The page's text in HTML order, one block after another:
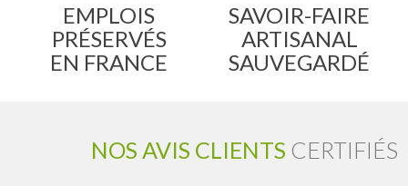
EMPLOIS
PRÉSERVÉS
EN FRANCE
SAVOIR-FAIRE
ARTISANAL
SAUVEGARDÉ
NOS AVIS CLIENTS CERTIFIÉS